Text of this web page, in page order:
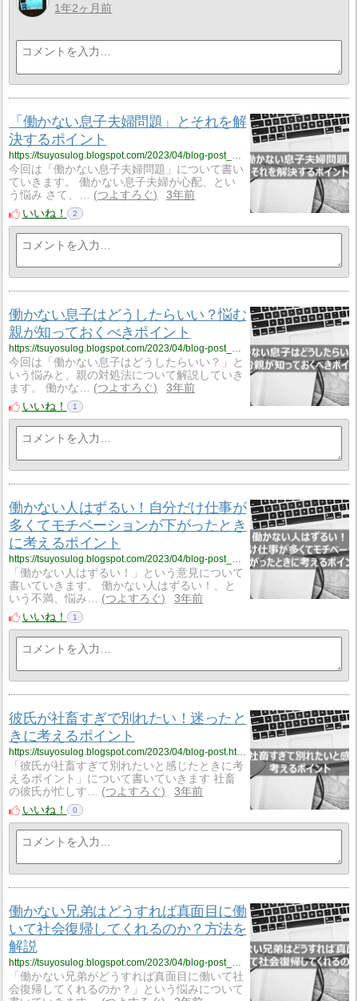
1年2ヶ月前
「働かない息子夫婦問題」とそれを解
決するポイント
今回は「働かない息子夫婦問題」について書い
ていきます。 働かない息子夫婦が心配、とい
う悩み さて、…
つよすろぐ
3年前
いいね！
2
働かない息子はどうしたらいい？悩む
親が知っておくべきポイント
今回は「働かない息子はどうしたらいい？」と
いう悩みと、親の対処法について解説していき
ます。 働かな…
つよすろぐ
3年前
いいね！
1
働かない人はずるい！自分だけ仕事が
多くてモチベーションが下がったとき
に考えるポイント
「働かない人はずるい！」という意見について
書いていきます。 働かない人はずるい！、と
いう不満、悩み…
つよすろぐ
3年前
いいね！
1
彼氏が社畜すぎで別れたい！迷ったと
きに考えるポイント
https://tsuyosulog.blogspot.com/2023/04/blog-post.html
「彼氏が社畜すぎて別れたいと感じたときに考
えるポイント」について書いていきます 社畜
の彼氏が忙しす…
つよすろぐ
3年前
いいね！
0
働かない兄弟はどうすれば真面目に働
いて社会復帰してくれるのか？方法を
解説
https://tsuyosulog.blogspot.com/2023/04/blog-post_14.html
「働かない兄弟がどうすれば真面目に働いて社
会復帰してくれるのか？」という悩みについて